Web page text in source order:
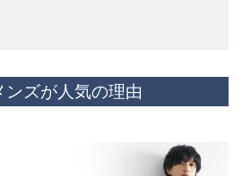
ズが人気の理由